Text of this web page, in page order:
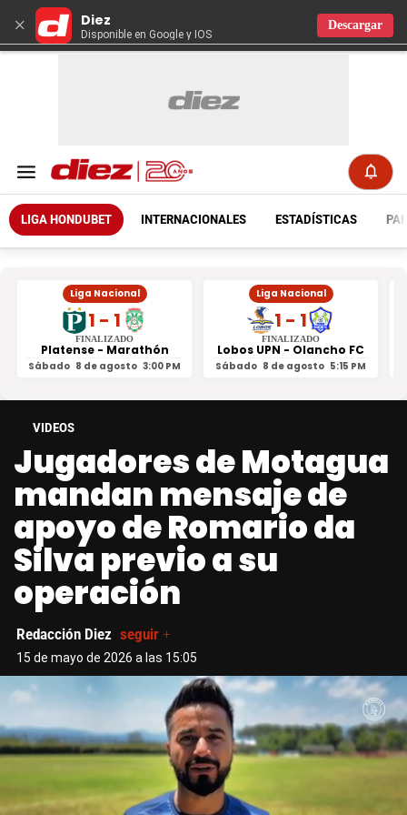
× Diez
Disponible en Google y IOS
Descargar
LIGA HONDUBET INTERNACIONALES ESTADÍSTICAS
Liga Nacional
1 - 1
FINALIZADO
Platense - Marathón
Sábado 8 de agosto 3:00 PM
Liga Nacional
1 - 1
FINALIZADO
Lobos UPN - Olancho FC
Sábado 8 de agosto 5:15 PM
VIDEOS
Jugadores de Motagua
mandan mensaje de
apoyo de Romario da
Silva previo a su
operación
Redacción Diez seguir +
15 de mayo de 2026 a las 15:05